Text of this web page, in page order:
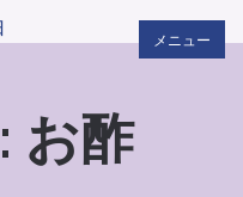
メニュー
お酢